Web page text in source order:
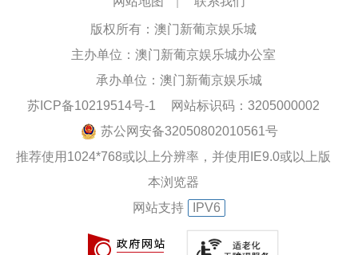
版权所有：澳门新葡京娱乐城
主办单位：澳门新葡京娱乐城办公室
承办单位：澳门新葡京娱乐城
苏ICP备10219514号-1
网站标识码：3205000002
苏公网安备32050802010561号
推荐使用1024*768或以上分辨率，并使用IE9.0或以上版
本浏览器
网站支持
IPV6